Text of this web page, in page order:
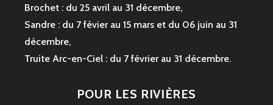
Brochet : du 25 avril au 31 décembre,
Sandre : du 7 févier au 15 mars et du 06 juin au 31
décembre,
Truite Arc-en-Ciel : du 7 février au 31 décembre.
POUR LES RIVIÈRES